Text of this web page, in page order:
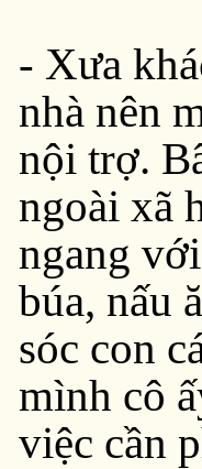
- Xưa
nhà nên
nội trợ.
ngoài xã
ngang
búa, nấu
sóc con
mình cô
việc cần